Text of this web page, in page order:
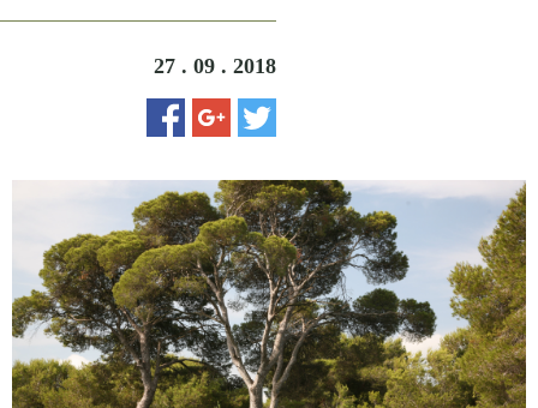
27 . 09 . 2018